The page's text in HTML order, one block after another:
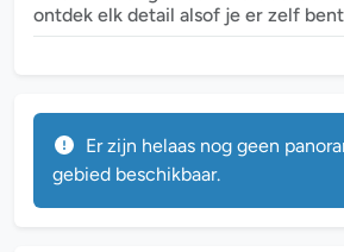
ontdek elk detail alsof je er zelf
Er zijn helaas nog geen
gebied beschikbaar.